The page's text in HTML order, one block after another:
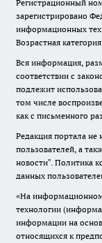
Регистрационный
зарегистрировано
информационных
Возрастная
Вся информация,
соответствии с
подлежит
том числе
как с письменного
Редакция портала не
пользователей, а
новости". Политика
данных
«На
технологии
информации на
относящихся к